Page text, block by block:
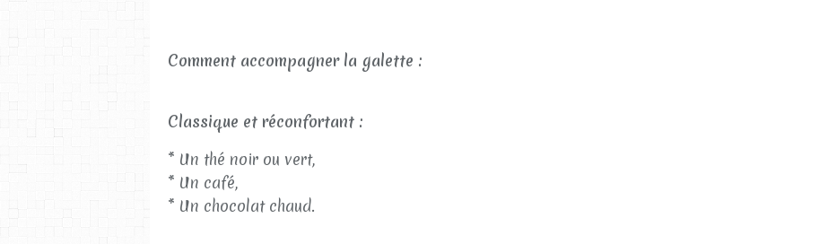
Comment accompagner la galette :
Classique et réconfortant :
* Un thé noir ou vert,
* Un café,
* Un chocolat chaud.